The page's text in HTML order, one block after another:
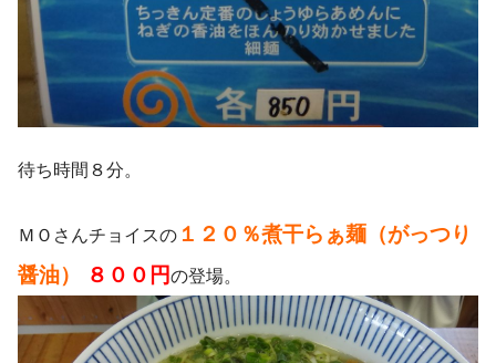
待ち時間８分。
ＭＯさんチョイスの １２０％煮干らぁ麺（がっつり
醤油）
８００円の登場。